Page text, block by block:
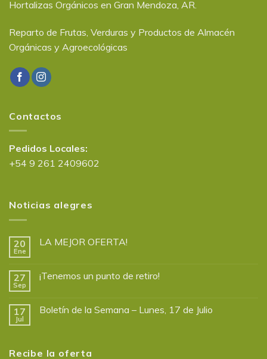
Hortalizas Orgánicos en Gran Mendoza, AR.
Reparto de Frutas, Verduras y Productos de Almacén
Orgánicas y Agroecológicas
Contactos
Pedidos Locales:
+54 9 261 2409602
Noticias alegres
20
Ene
LA MEJOR OFERTA!
27
Sep
¡Tenemos un punto de retiro!
17
Jul
Boletín de la Semana – Lunes, 17 de Julio
Recibe la oferta